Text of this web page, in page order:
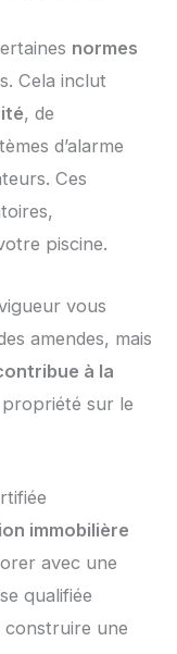
normes
Cela inclut
, de
d’alarme
Ces
piscine.
vous
amendes, mais
à la
sur le
immobilière
avec une
qualifiée
une